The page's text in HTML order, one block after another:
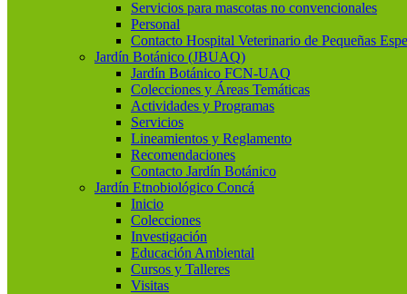
Servicios para mascotas no convencionales
Personal
Contacto Hospital Veterinario de Pequeñas
Jardín Botánico (JBUAQ)
Jardín Botánico FCN-UAQ
Colecciones y Áreas Temáticas
Actividades y Programas
Servicios
Lineamientos y Reglamento
Recomendaciones
Contacto Jardín Botánico
Jardín Etnobiológico Concá
Inicio
Colecciones
Investigación
Educación Ambiental
Cursos y Talleres
Visitas